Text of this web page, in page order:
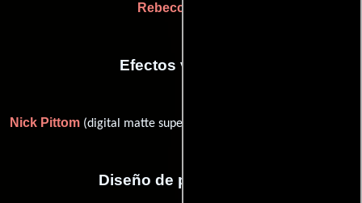
Rebecca Gore
Efectos visuales
Nick Pittom (digital matte supervisor / lead digital matte artist)
Diseño de producción